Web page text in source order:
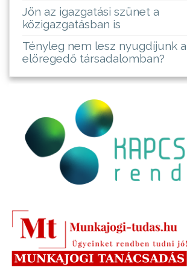
Jön az igazgatási szünet a
közigazgatásban is
Tényleg nem lesz nyugdíjunk
elöregedő társadalomban?